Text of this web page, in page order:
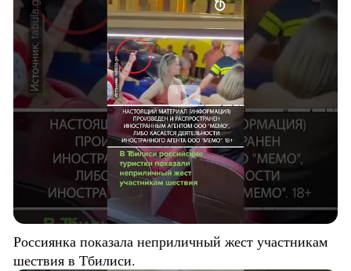
Россиянка показала неприличный жест участникам
шествия в Тбилиси.